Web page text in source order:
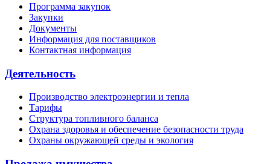
Программа закупок
Закупки
Документы
Информация для поставщиков
Контактная информация
Деятельность
Производство электроэнергии и тепла
Тарифы
Структура топливного баланса
Охрана здоровья и обеспечение безопасности труда
Охраны окружающей среды и экология